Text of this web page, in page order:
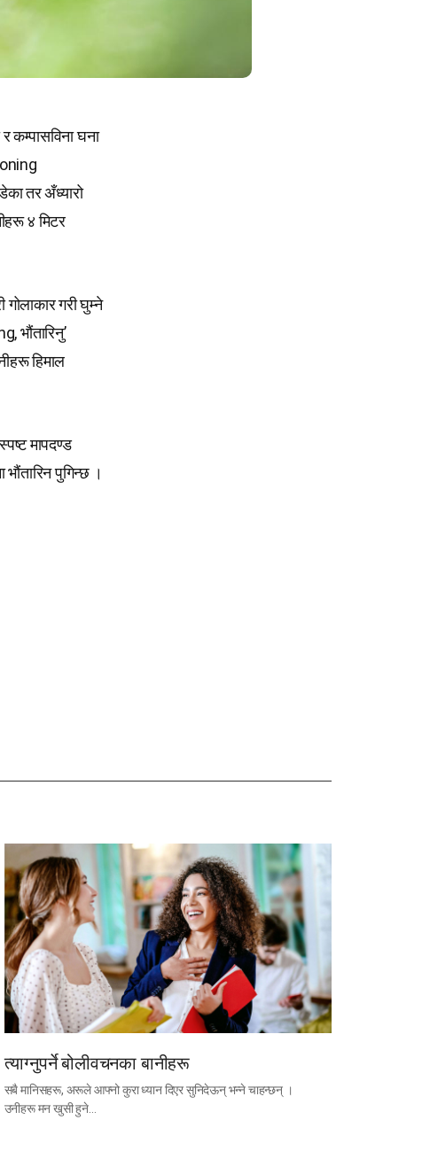
कम्पासविना घना
तर अँध्यारो
४ मिटर
गरी घुम्ने
भौंतारिनु’
हिमाल
मापदण्ड
पुगिन्छ ।
त्याग्नुपर्ने बोलीवचनका बानीहरू
सबै मानिसहरू, अरूले आफ्नो कुरा ध्यान दिएर सुनिदेऊन् भन्ने चाहन्छन् ।
उनीहरू मन खुसी हुने…